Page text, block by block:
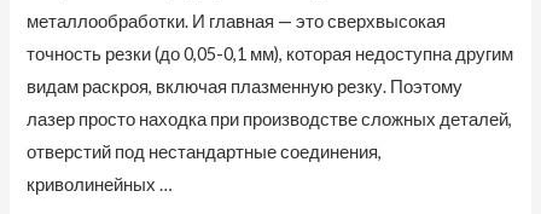
металлообработки. И главная — это сверхвысокая
точность резки (до 0,05-0,1 мм), которая недоступна другим
видам раскроя, включая плазменную резку. Поэтому
лазер просто находка при производстве сложных деталей,
отверстий под нестандартные соединения,
криволинейных …